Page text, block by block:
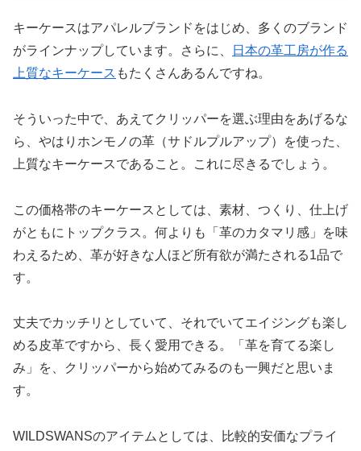
キーケースはアパレルブランドをはじめ、多くのブランド
がラインナップしています。さらに、
日本の革工房が作る
上質なキーケース もたくさんあるんですね。
そういった中で、あえてクリッパーを選ぶ理由をあげるな
ら、やはりホンモノの革（サドルプルアップ）を使った、
上質なキーケースであること。これに尽きるでしょう。
この価格帯のキーケースとしては、素材、つくり、仕上げ
がともにトップクラス。何よりも「革のカタマリ感」を味
わえるため、革が好きな人ほど所有欲が満たされる1品で
す。
丈夫でカッチリとしていて、それでいてエイジングも楽し
める皮革ですから、長く愛用できる。「革を育てる楽し
み」を、クリッパーから始めてみるのも一興だと思いま
す。
WILDSWANSのアイテムとしては、比較的安価なプライ